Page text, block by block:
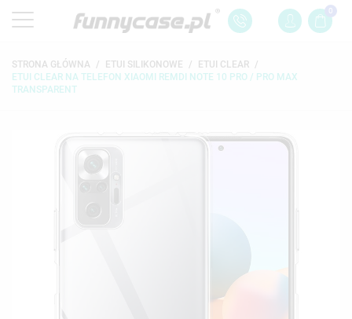
0
STRONA GŁÓWNA ETUI SILIKONOWE
ETUI CLEAR
ETUI CLEAR NA TELEFON XIAOMI REMDI NOTE 10 PRO / PRO MAX
TRANSPARENT